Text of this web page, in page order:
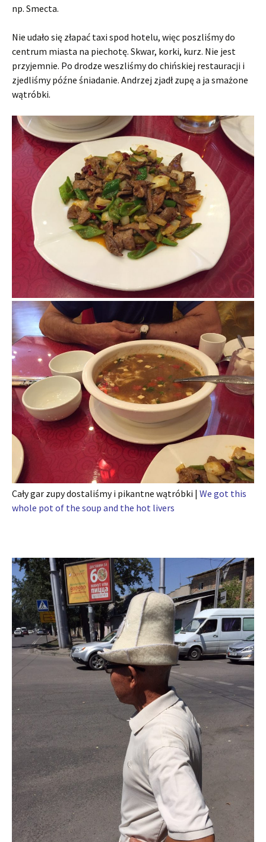
np. Smecta.
Nie udało się złapać taxi spod hotelu, więc poszliśmy do
centrum miasta na piechotę. Skwar, korki, kurz. Nie jest
przyjemnie. Po drodze weszliśmy do chińskiej restauracji i
zjedliśmy późne śniadanie. Andrzej zjadł zupę a ja smażone
wątróbki.
Cały gar zupy dostaliśmy i pikantne wątróbki | We got this
whole pot of the soup and the hot livers